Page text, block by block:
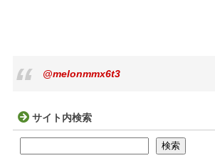
@melonmmx6t3
サイト内検索
検索